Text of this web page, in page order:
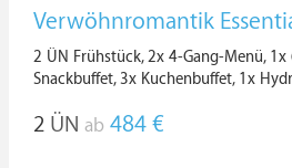
Verwöhnromantik
2 ÜN Frühstück, 2x 4-Gang-Menü, 1x
Snackbuffet, 3x Kuchenbuffet, 1x
2 ÜN ab 484 €